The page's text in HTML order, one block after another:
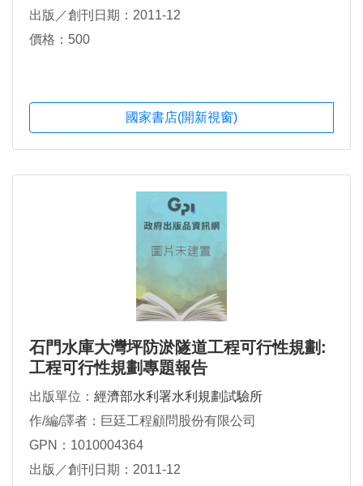
出版／創刊日期：2011-12
價格：500
國家書店(開新視窗)
石門水庫大灣坪防淤隧道工程可行性規劃:
工程可行性規劃專題報告
出版單位： 經濟部水利署水利規劃試驗所
作/編/譯者：巨廷工程顧問股份有限公司
GPN：1010004364
出版／創刊日期：2011-12